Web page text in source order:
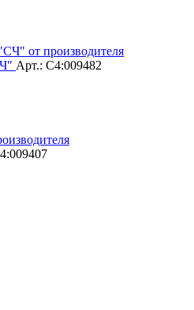
Арт.: С4:009482